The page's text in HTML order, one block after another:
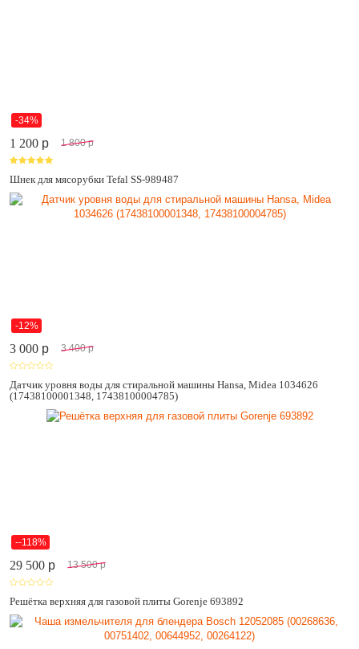
-34%
1 200 p 1 800 p
Шнек для мясорубки Tefal SS-989487
-12%
3 000 p 3 400 p
Датчик уровня воды для стиральной машины Hansa, Midea 1034626
(17438100001348, 17438100004785)
--118%
29 500 p 13 500 p
Решётка верхняя для газовой плиты Gorenje 693892